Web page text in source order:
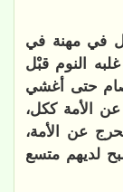
في مهنة في
النوم قبْل
صام حتى أغشي
الأمة ككل،
عن الأمة،
لديهم متسع